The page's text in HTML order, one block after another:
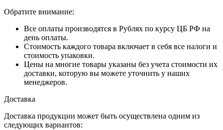
Обратите внимание:
Все оплаты производятся в Рублях по курсу ЦБ РФ на
день оплаты.
Стоимость каждого товара включает в себя все налоги и
стоимость упаковки.
Цены на многие товары указаны без учета стоимости их
доставки, которую вы можете уточнить у наших
менеджеров.
Доставка
Доставка продукции может быть осуществлена одним из
следующих вариантов: